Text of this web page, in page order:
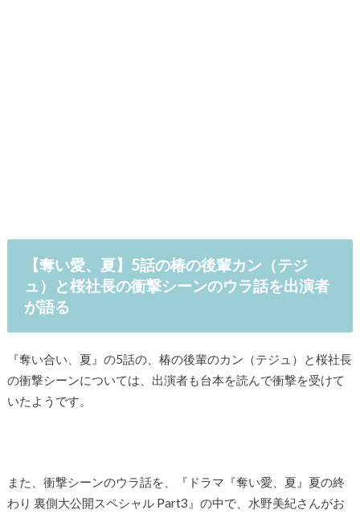
【奪い愛、夏】5話の椿の後輩カン（テジ
ュ）と桜社長の衝撃シーンのウラ話を出演者
が語る
『奪い合い、夏』の5話の、椿の後輩のカン（テジュ）と桜社長
の衝撃シーンについては、出演者も台本を読んで衝撃を受けて
いたようです。
また、衝撃シーンのウラ話を、『ドラマ『奪い愛、夏』夏の終
わり 裏側大公開スペシャル Part3』の中で、水野美紀さんがお